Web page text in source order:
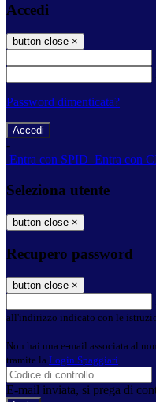
Accedi
button close ×
Password dimenticata?
-
Entra con SPID Entra con
Seleziona utente
button close ×
Recupero password
button close ×
all'indirizzo indicato con le
Non hai una e-mail associata al
tramite la Login Spaggiari
E-mail inviata, si prega di